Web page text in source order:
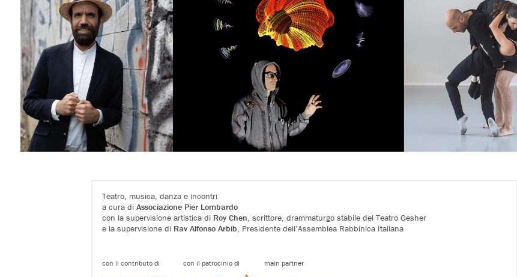
Teatro, musica, danza e incontri
a cura diAssociazione Pier Lombardo
con la supervisione artistica di Roy Chen, scrittore, drammaturgo stabile del Teatro Gesher
e la supervisione di Rav Alfonso Arbib, Presidente dell’Assemblea Rabbinica Italiana
con il contributo di con il patrocinio di main partner